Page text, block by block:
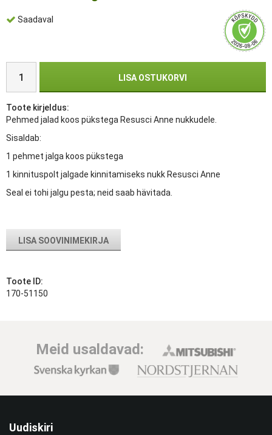
Saadaval
LISA OSTUKORVI
Toote kirjeldus:
Pehmed jalad koos pükstega Resusci Anne nukkudele.
Sisaldab:
1 pehmet jalga koos pükstega
1 kinnituspolt jalgade kinnitamiseks nukk Resusci Anne
Seal ei tohi jalgu pesta; neid saab hävitada.
LISA SOOVINIMEKIRJA
Toote ID:
170-51150
Meid usaldavad:
Uudiskiri